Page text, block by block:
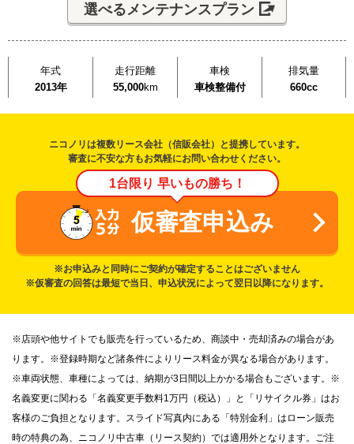
選べるメンテナンスプラン
年式
2013年
走行距離
55,000km
車検
車検整備付
排気量
660cc
ニコノリは複数リース会社（信販会社）と提携しています。
審査に不安な方もお気軽にお問い合わせください。
1台限り 早いもの勝ち！
仮審査申込み
※お申込みと同時にご契約が確定することはございません
※仮審査の回答は最短で当日、申込状況によって翌日以降になります。
※店頭や他サイトでも販売を行っているため、商談中・売却済みの場合があ
ります。※登録時期など諸条件によりリース料金が異なる場合があります。
※車両状態、車種によっては、納期が3日間以上かかる場合もございます。※
名義変更に関わる「名義変更手数料1万円（税込）」と「リサイクル券」はお
客様のご負担となります。スライド写真内にある「特別金利」はローン販売
時の特典の為、ニコノリ中古車（リース契約）では適用外となります。ご注